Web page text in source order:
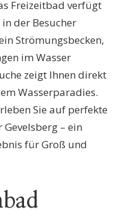
Freizeitbad verfügt
der Besucher
Strömungsbecken,
im Wasser
zeigt Ihnen direkt
Wasserparadies.
Sie auf perfekte
– ein
für Groß und